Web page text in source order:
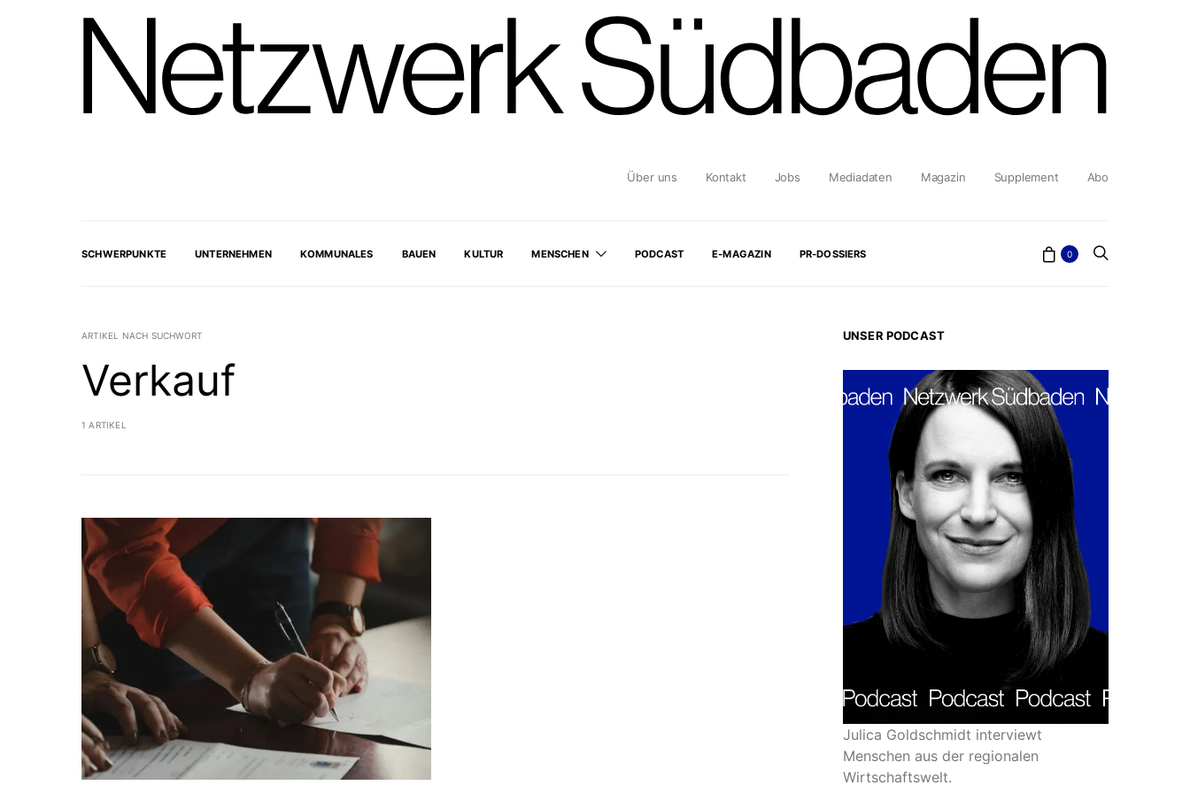
Über uns Kontakt Jobs Mediadaten Magazin Supplement Abo
SCHWERPUNKTE UNTERNEHMEN KOMMUNALES BAUEN KULTUR MENSCHEN PODCAST E-MAGAZIN PR-DOSSIERS 0
ARTIKEL NACH SUCHWORT
Verkauf
1 ARTIKEL
UNSER PODCAST
Julica Goldschmidt interviewt
Menschen aus der regionalen
Wirtschaftswelt.